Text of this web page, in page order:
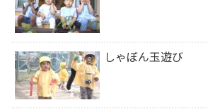
しゃぼん玉遊び